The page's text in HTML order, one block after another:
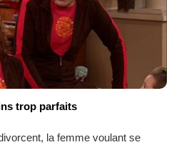
trop parfaits
la femme voulant se